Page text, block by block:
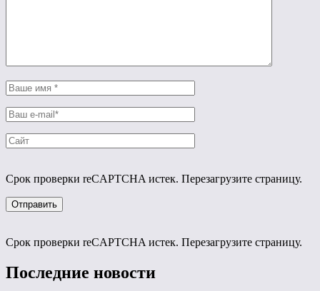
Срок проверки reCAPTCHA истек. Перезагрузите страницу.
Срок проверки reCAPTCHA истек. Перезагрузите страницу.
Последние новости